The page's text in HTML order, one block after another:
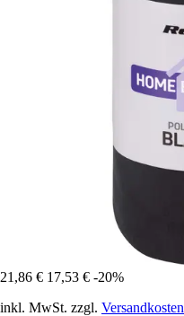
21,86 € 17,53 € -20%
inkl. MwSt. zzgl. Versandkosten